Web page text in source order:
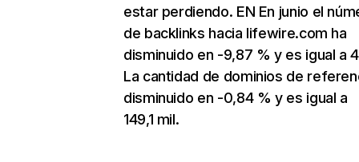
estar perdiendo. EN En junio el
de backlinks hacia lifewire.com ha
disminuido en -9,87 % y es igual a
La cantidad de dominios de
disminuido en -0,84 % y es igual a
149,1 mil.